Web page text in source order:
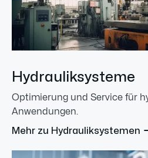
Hydrauliksysteme
Optimierung und Service für
Anwendungen.
Mehr zu Hydrauliksystemen